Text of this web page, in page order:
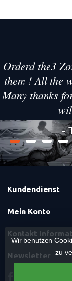
Orderd the3
them ! All the
Many thanks
-
Kundendienst
Mein Konto
Kontakt
Newsletter
Wir benutzen
zu